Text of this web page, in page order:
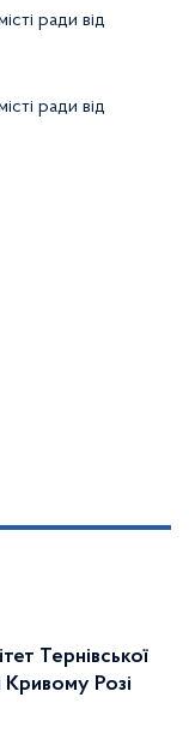
ради від
ради від
Тернівської
Кривому Розі